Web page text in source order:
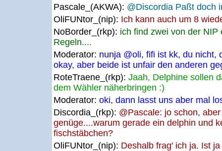
Pascale_(AKWA): @Discordia Paßt doch
OliFUNtor_(nip): Ich kann auch um 8
NoBorder_(rkp): ich find zwei von der NIP
Regeln....
Moderator: nunja @oli, fifi ist kk, du nicht,
okay, aber beide ist unfair den anderen
RoteTraene_(rkp): Jaah, Delphine sollen
dem Wähler näherbringen :)
Moderator: oki, dann lasst uns aber mal
Discordia_(rkp): @Pascale: jo schon,
genüge....warum gerade ein delphin und
fischstäbchen?
OliFUNtor_(nip): Deshalb frag' ich ja. Ist